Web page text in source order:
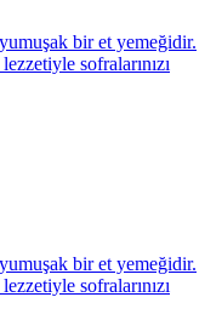
bir et yemeğidir.
sofralarınızı
bir et yemeğidir.
sofralarınızı